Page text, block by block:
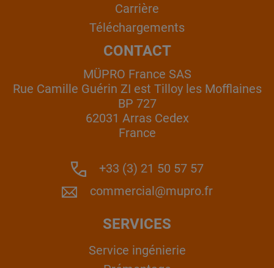
Carrière
Téléchargements
CONTACT
MÜPRO France SAS
Rue Camille Guérin ZI est Tilloy les Mofflaines
BP 727
62031 Arras Cedex
France
+33 (3) 21 50 57 57
commercial@mupro.fr
SERVICES
Service ingénierie